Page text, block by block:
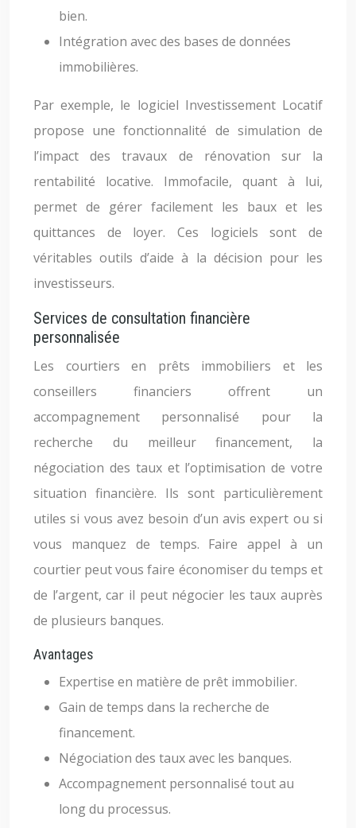
bien.
Intégration avec des bases de données
immobilières.
Par exemple, le logiciel Investissement Locatif
propose une fonctionnalité de simulation de
l’impact des travaux de rénovation sur la
rentabilité locative. Immofacile, quant à lui,
permet de gérer facilement les baux et les
quittances de loyer. Ces logiciels sont de
véritables outils d’aide à la décision pour les
investisseurs.
Services de consultation financière
personnalisée
Les courtiers en prêts immobiliers et les
conseillers financiers offrent un
accompagnement personnalisé pour la
recherche du meilleur financement, la
négociation des taux et l’optimisation de votre
situation financière. Ils sont particulièrement
utiles si vous avez besoin d’un avis expert ou si
vous manquez de temps. Faire appel à un
courtier peut vous faire économiser du temps et
de l’argent, car il peut négocier les taux auprès
de plusieurs banques.
Avantages
Expertise en matière de prêt immobilier.
Gain de temps dans la recherche de
financement.
Négociation des taux avec les banques.
Accompagnement personnalisé tout au
long du processus.